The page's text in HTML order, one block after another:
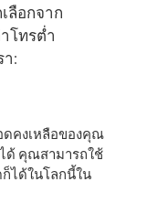
ลือกจาก
โทรต่ำ
:
ดคงเหลือของคุณ
ด้ คุณสามารถใช้
ได้ในโลกนี้ใน